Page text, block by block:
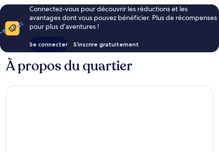
Connectez-vous pour découvrir les réductions et les
avantages dont vous pouvez bénéficier. Plus de récompenses
pour plus d’aventures !
Se connecter S’inscrire gratuitement
À propos du quartier